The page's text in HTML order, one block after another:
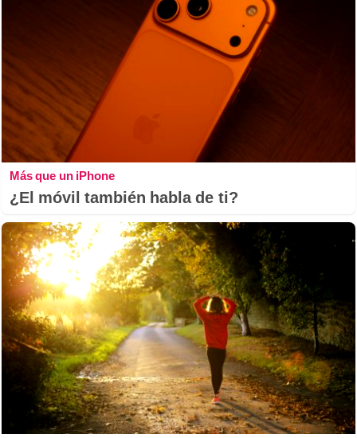
Más que un iPhone
¿El móvil también habla de ti?